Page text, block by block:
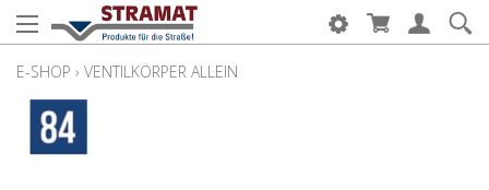
E-SHOP › VENTILKÖRPER ALLEIN